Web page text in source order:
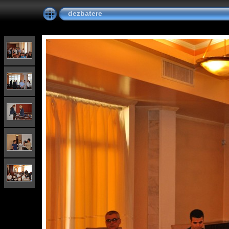
dezbatere